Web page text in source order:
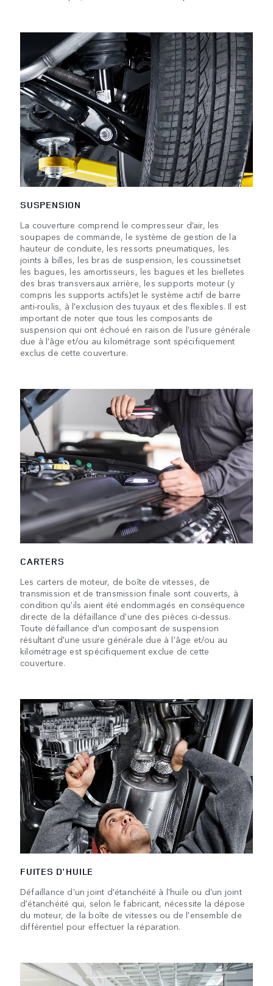
SUSPENSION
La couverture comprend le compresseur d’air, les
soupapes de commande, le système de gestion de la
hauteur de conduite, les ressorts pneumatiques, les
joints à billes, les bras de suspension, les coussinetset
les bagues, les amortisseurs, les bagues et les bielletes
des bras transversaux arrière, les supports moteur (y
compris les supports actifs)et le système actif de barre
anti-roulis, à l'exclusion des tuyaux et des flexibles. Il est
important de noter que tous les composants de
suspension qui ont échoué en raison de l’usure générale
due à l’âge et/ou au kilométrage sont spécifiquement
exclus de cette couverture.
CARTERS
Les carters de moteur, de boîte de vitesses, de
transmission et de transmission finale sont couverts, à
condition qu'ils aient été endommagés en conséquence
directe de la défaillance d'une des pièces ci-dessus.
Toute défaillance d'un composant de suspension
résultant d'une usure générale due à l'âge et/ou au
kilométrage est spécifiquement exclue de cette
couverture.
FUITES D'HUILE
Défaillance d'un joint d'étanchéité à l'huile ou d'un joint
d'étanchéité qui, selon le fabricant, nécessite la dépose
du moteur, de la boîte de vitesses ou de l'ensemble de
différentiel pour effectuer la réparation.